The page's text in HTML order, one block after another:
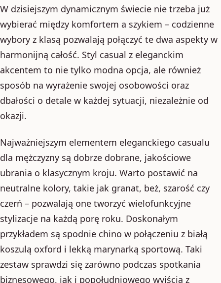
W dzisiejszym dynamicznym świecie nie trzeba już
wybierać między komfortem a szykiem – codzienne
wybory z klasą pozwalają połączyć te dwa aspekty w
harmonijną całość. Styl casual z eleganckim
akcentem to nie tylko modna opcja, ale również
sposób na wyrażenie swojej osobowości oraz
dbałości o detale w każdej sytuacji, niezależnie od
okazji.
Najważniejszym elementem eleganckiego casualu
dla mężczyzny są dobrze dobrane, jakościowe
ubrania o klasycznym kroju. Warto postawić na
neutralne kolory, takie jak granat, beż, szarość czy
czerń – pozwalają one tworzyć wielofunkcyjne
stylizacje na każdą porę roku. Doskonałym
przykładem są spodnie chino w połączeniu z białą
koszulą oxford i lekką marynarką sportową. Taki
zestaw sprawdzi się zarówno podczas spotkania
biznesowego, jak i popołudniowego wyjścia z